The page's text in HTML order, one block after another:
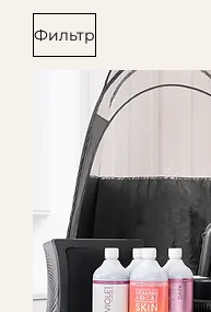
Фильтр